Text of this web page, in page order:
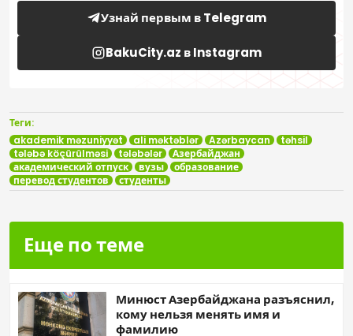
Узнай первым в Telegram
BakuCity.az в Instagram
Теги:
akademik məzuniyyət
ali məktəblər Azərbaycan
təhsil
tələbə köçürülməsi
tələbələr
Азербайджан
академический отпуск
вузы
образование
перевод студентов
студенты
Еще по теме
Минюст Азербайджана разъяснил,
кому нельзя менять имя и
фамилию